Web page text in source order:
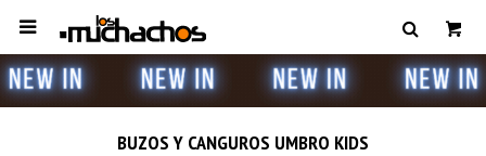

BUZOS Y CANGUROS UMBRO KIDS